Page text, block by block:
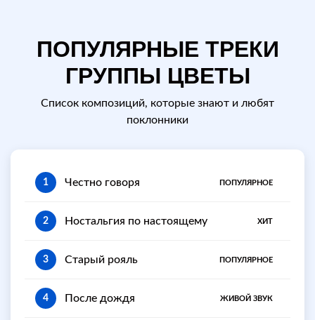
ПОПУЛЯРНЫЕ ТРЕКИ
ГРУППЫ ЦВЕТЫ
Список композиций, которые знают и любят
поклонники
1 Честно говоря ПОПУЛЯРНОЕ
2 Ностальгия по настоящему ХИТ
3 Старый рояль ПОПУЛЯРНОЕ
4 После дождя ЖИВОЙ ЗВУК